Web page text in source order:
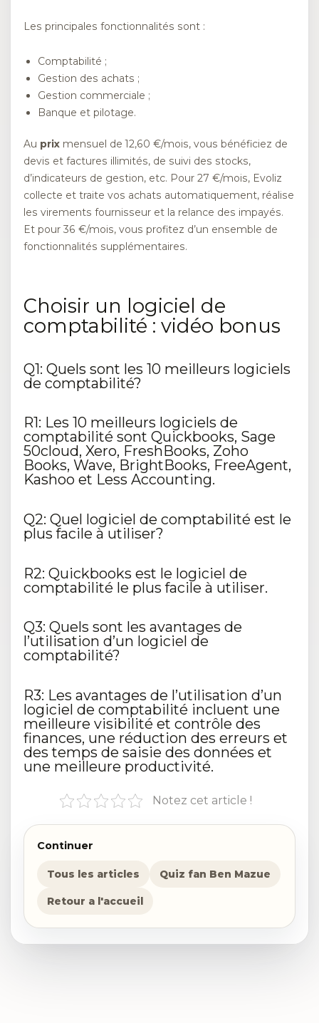
Les principales fonctionnalités sont :
Comptabilité ;
Gestion des achats ;
Gestion commerciale ;
Banque et pilotage.
Au prix mensuel de 12,60 €/mois, vous bénéficiez de
devis et factures illimités, de suivi des stocks,
d’indicateurs de gestion, etc. Pour 27 €/mois, Evoliz
collecte et traite vos achats automatiquement, réalise
les virements fournisseur et la relance des impayés.
Et pour 36 €/mois, vous profitez d’un ensemble de
fonctionnalités supplémentaires.
Choisir un logiciel de
comptabilité : vidéo bonus
Q1: Quels sont les 10 meilleurs logiciels
de comptabilité?
R1: Les 10 meilleurs logiciels de
comptabilité sont Quickbooks, Sage
50cloud, Xero, FreshBooks, Zoho
Books, Wave, BrightBooks, FreeAgent,
Kashoo et Less Accounting.
Q2: Quel logiciel de comptabilité est le
plus facile à utiliser?
R2: Quickbooks est le logiciel de
comptabilité le plus facile à utiliser.
Q3: Quels sont les avantages de
l’utilisation d’un logiciel de
comptabilité?
R3: Les avantages de l’utilisation d’un
logiciel de comptabilité incluent une
meilleure visibilité et contrôle des
finances, une réduction des erreurs et
des temps de saisie des données et
une meilleure productivité.
Notez cet article !
Continuer
Tous les articles Quiz fan Ben Mazue
Retour a l'accueil